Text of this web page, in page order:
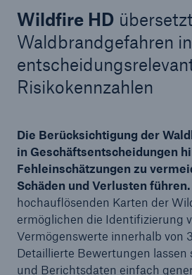
Wildfire HD übersetzt
Waldbrandgefahren in
Risikokennzahlen
Die Berücksichtigung der
in Geschäftsentscheidungen
Fehleinschätzungen zu
Schäden und Verlusten führen.
hochauflösenden Karten der
ermöglichen die Identifizierung
Vermögenswerte innerhalb von
Detaillierte Bewertungen
und Berichtsdaten einfach